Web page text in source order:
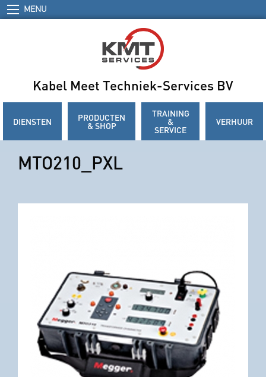
MENU
Kabel Meet Techniek-Services BV
DIENSTEN PRODUCTEN
& SHOP
TRAINING
&
SERVICE
VERHUUR
MTO210_PXL